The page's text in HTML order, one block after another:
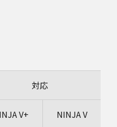
対応
V+ NINJA V